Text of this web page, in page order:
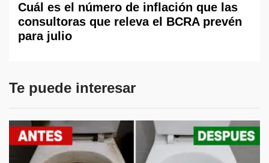
Cuál es el número de inflación que las
consultoras que releva el BCRA prevén
para julio
Te puede interesar